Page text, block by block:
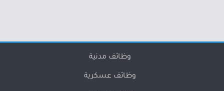
وظائف مدنية
وظائف عسكرية